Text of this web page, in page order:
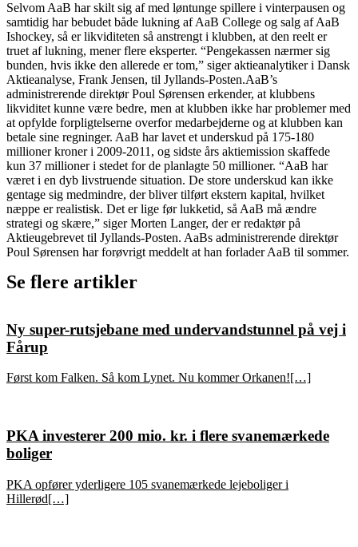
Selvom AaB har skilt sig af med løntunge spillere i vinterpausen og
samtidig har bebudet både lukning af AaB College og salg af AaB
Ishockey, så er likviditeten så anstrengt i klubben, at den reelt er
truet af lukning, mener flere eksperter. “Pengekassen nærmer sig
bunden, hvis ikke den allerede er tom,” siger aktieanalytiker i Dansk
Aktieanalyse, Frank Jensen, til Jyllands-Posten.AaB’s
administrerende direktør Poul Sørensen erkender, at klubbens
likviditet kunne være bedre, men at klubben ikke har problemer med
at opfylde forpligtelserne overfor medarbejderne og at klubben kan
betale sine regninger. AaB har lavet et underskud på 175-180
millioner kroner i 2009-2011, og sidste års aktiemission skaffede
kun 37 millioner i stedet for de planlagte 50 millioner. “AaB har
været i en dyb livstruende situation. De store underskud kan ikke
gentage sig medmindre, der bliver tilført ekstern kapital, hvilket
næppe er realistisk. Det er lige før lukketid, så AaB må ændre
strategi og skære,” siger Morten Langer, der er redaktør på
Aktieugebrevet til Jyllands-Posten. AaBs administrerende direktør
Poul Sørensen har forøvrigt meddelt at han forlader AaB til sommer.
Se flere artikler
Ny super-rutsjebane med undervandstunnel på vej i
Fårup
Først kom Falken. Så kom Lynet. Nu kommer Orkanen![…]
PKA investerer 200 mio. kr. i flere svanemærkede
boliger
PKA opfører yderligere 105 svanemærkede lejeboliger i
Hillerød[…]